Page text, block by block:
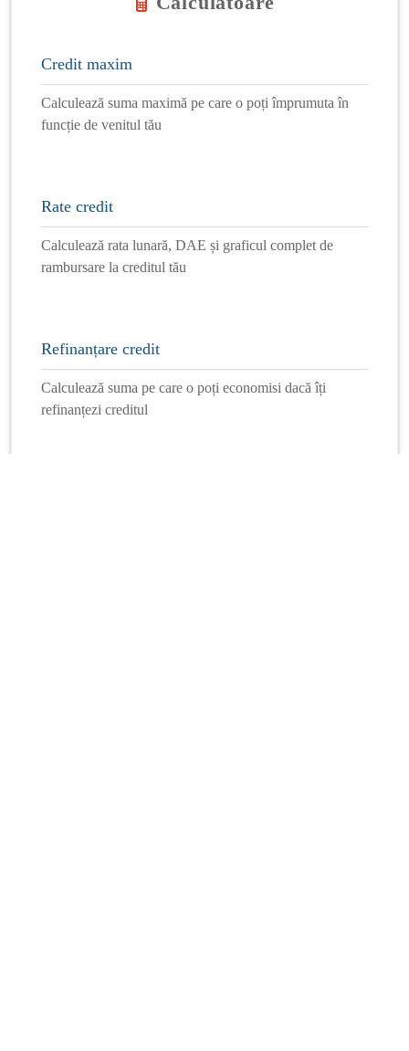
Credit maxim
Calculează suma maximă pe care o poți împrumuta în
funcție de venitul tău
Rate credit
Calculează rata lunară, DAE și graficul complet de
rambursare la creditul tău
Refinanțare credit
Calculează suma pe care o poți economisi dacă îți
refinanțezi creditul